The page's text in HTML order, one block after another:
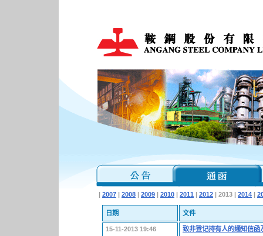
| 2007 | 2008 | 2009 | 2010 | 2011 | 2012 | 2013 | 2014 |
日期 文件
15-11-2013 19:46 致非登记持有人的通知信函